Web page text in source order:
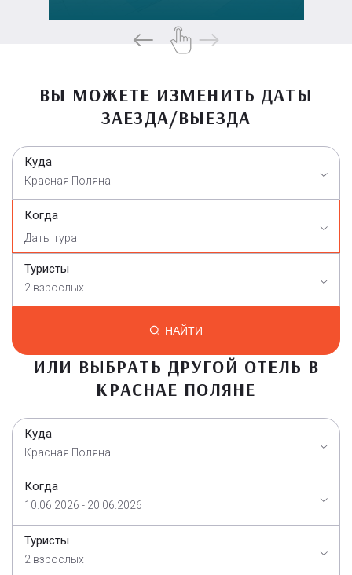
ВЫ МОЖЕТЕ ИЗМЕНИТЬ ДАТЫ
ЗАЕЗДА/ВЫЕЗДА
Куда
Красная Поляна
Когда
Туристы
2 взрослых
НАЙТИ
ИЛИ ВЫБРАТЬ ДРУГОЙ ОТЕЛЬ В
КРАСНАЕ ПОЛЯНЕ
Куда
Красная Поляна
Когда
10.06.2026 - 20.06.2026
Туристы
2 взрослых